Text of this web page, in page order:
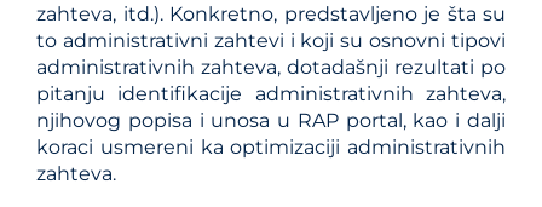
zahteva, itd.). Konkretno, predstavljeno je šta su
to administrativni zahtevi i koji su osnovni tipovi
administrativnih zahteva, dotadašnji rezultati po
pitanju identifikacije administrativnih zahteva,
njihovog popisa i unosa u RAP portal, kao i dalji
koraci usmereni ka optimizaciji administrativnih
zahteva.